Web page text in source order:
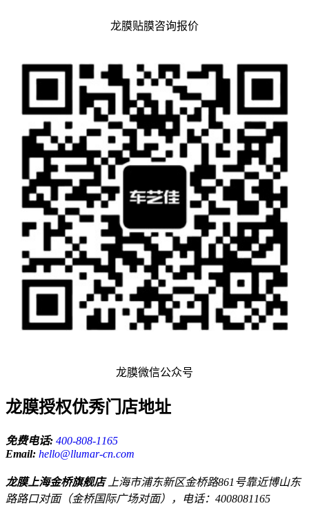
龙膜贴膜咨询报价
龙膜微信公众号
龙膜授权优秀门店地址
免费电话: 400-808-1165
Email: hello@llumar-cn.com
龙膜上海金桥旗舰店 上海市浦东新区金桥路861号靠近博山东
路路口对面（金桥国际广场对面），电话：4008081165